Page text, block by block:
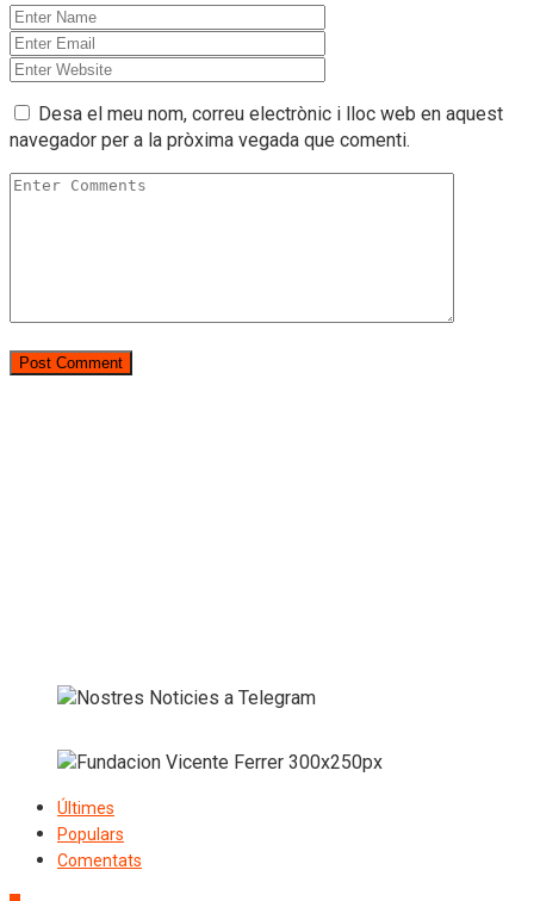
Desa el meu nom, correu electrònic i lloc web en aquest
navegador per a la pròxima vegada que comenti.
Últimes
Populars
Comentats